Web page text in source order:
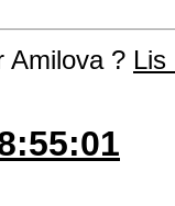
Amilova ? Lis